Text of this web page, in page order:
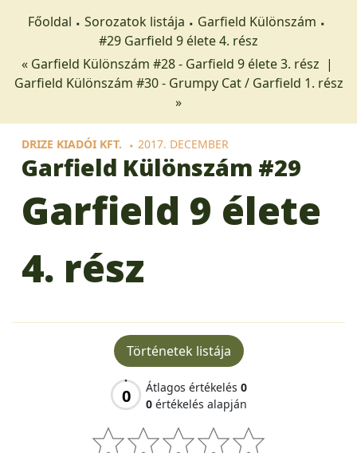
Főoldal Sorozatok listája
Garfield Különszám
#29 Garfield 9 élete 4. rész
« Garfield Különszám #28 - Garfield 9 élete 3. rész |
Garfield Különszám #30 - Grumpy Cat / Garfield 1. rész
»
DRIZE KIADÓI KFT. 2017. DECEMBER
Garfield Különszám #29
Garfield 9 élete
4. rész
Történetek listája
0 Átlagos értékelés 0
0 értékelés alapján